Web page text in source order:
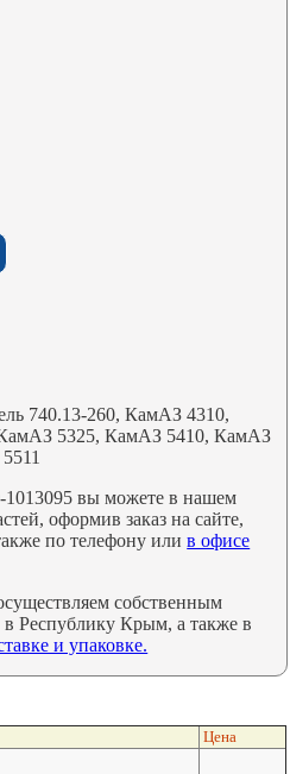
740.13-260, КамАЗ 4310,
5325, КамАЗ 5410, КамАЗ
вы можете в нашем
оформив заказ на сайте,
по телефону илив офисе
собственным
Республику Крым, а также в
и упаковке.
Цена